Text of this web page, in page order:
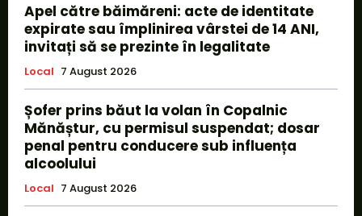
Apel către băimăreni: acte de identitate
expirate sau împlinirea vârstei de 14 ANI,
invitați să se prezinte în legalitate
Local 7 August 2026
Șofer prins băut la volan în Copalnic
Mănăștur, cu permisul suspendat; dosar
penal pentru conducere sub influența
alcoolului
Local 7 August 2026